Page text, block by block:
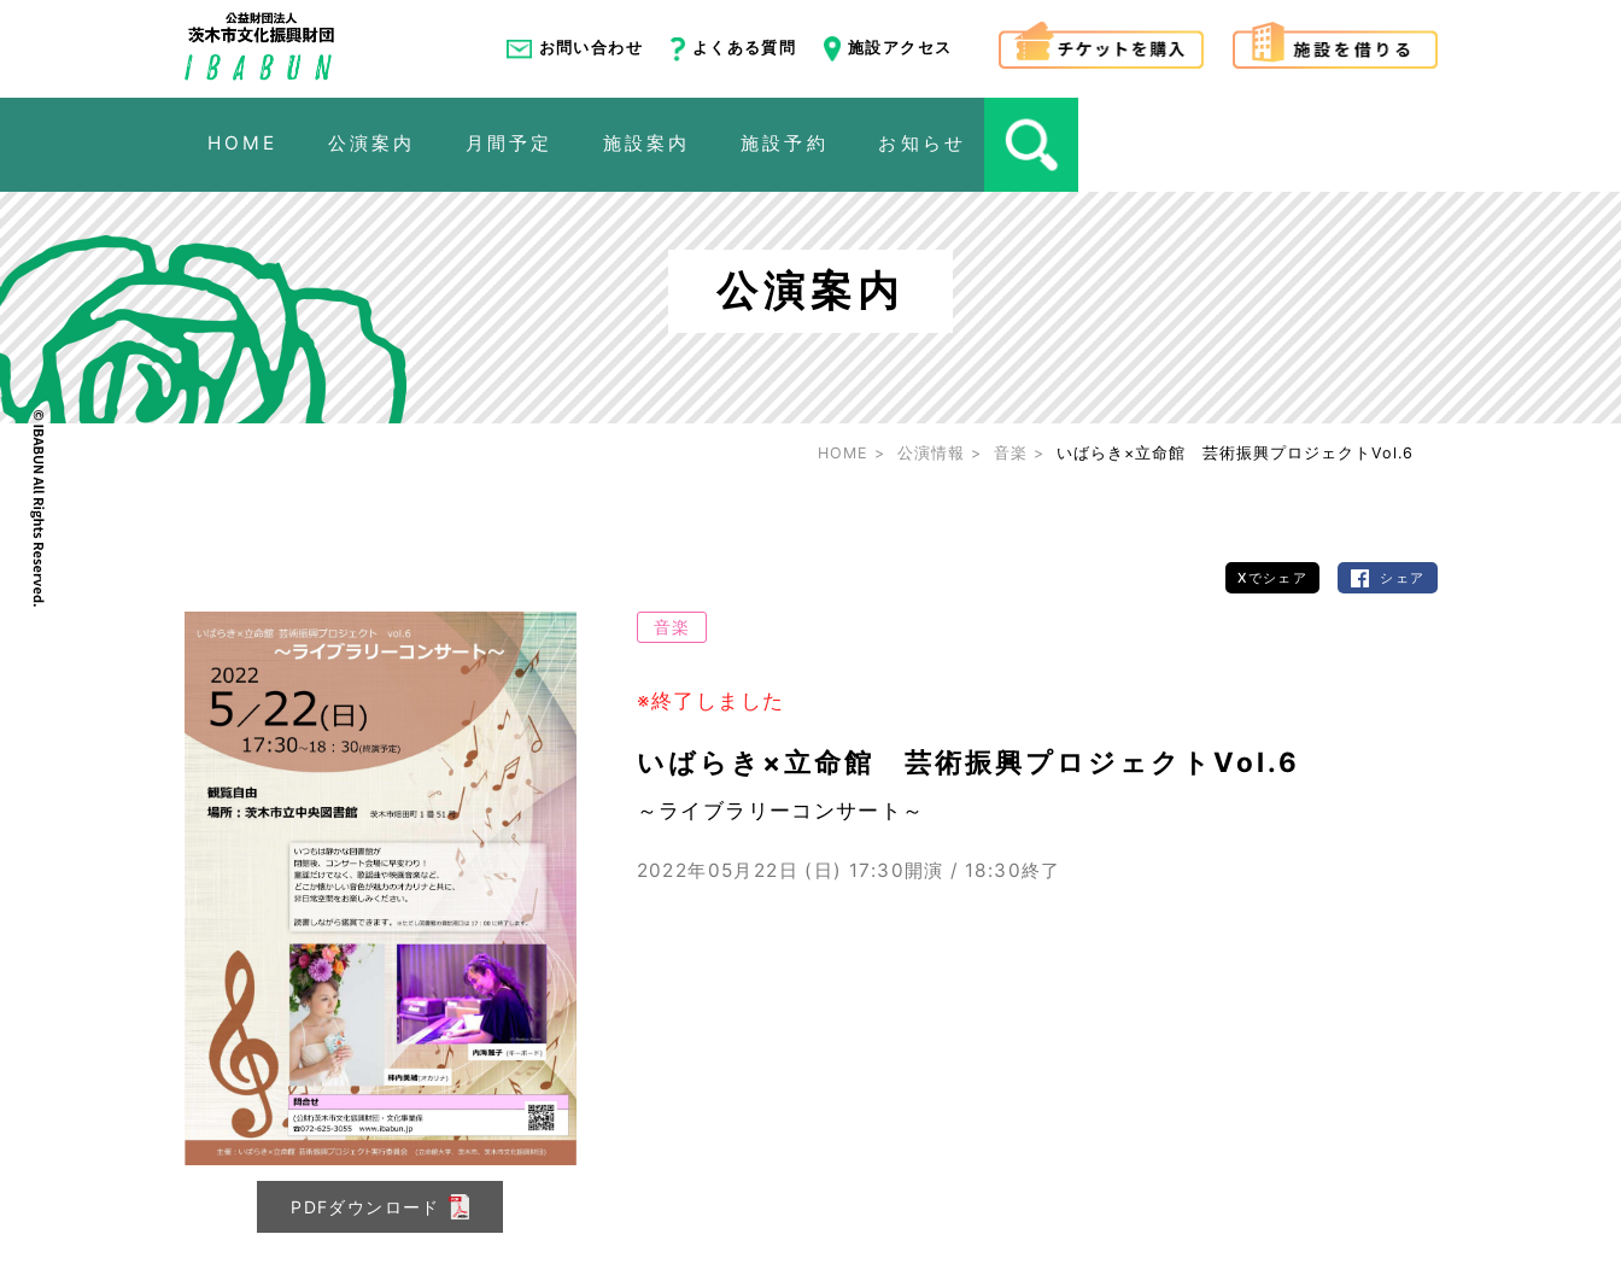
お問い合わせ よくある質問 施設アクセス
HOME 公演案内 月間予定 施設案内 施設予約 お知らせ
公演案内
HOME 公演情報 音楽 いばらき×立命館 芸術振興プロジェクトVol.6
Xでシェア シェア
PDFダウンロード
音楽
※終了しました
いばらき×立命館 芸術振興プロジェクトVol.6
～ライブラリーコンサート～
2022年05月22日 (日) 17:30開演 / 18:30終了